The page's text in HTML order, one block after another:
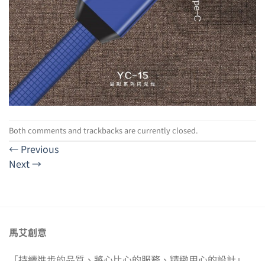
Both comments and trackbacks are currently closed.
← Previous
Next→
馬艾創意